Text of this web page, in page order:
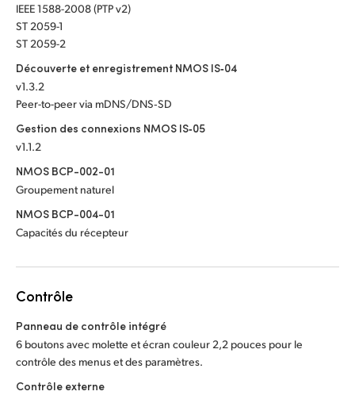
IEEE 1588-2008 (PTP v2)
ST 2059-1
ST 2059-2
Découverte et enregistrement NMOS IS‑04
v1.3.2
Peer-to-peer via mDNS/DNS‑SD
Gestion des connexions NMOS IS‑05
v1.1.2
NMOS BCP-002-01
Groupement naturel
NMOS BCP-004-01
Capacités du récepteur
Contrôle
Panneau de contrôle intégré
6 boutons avec molette et écran couleur 2,2 pouces pour le
contrôle des menus et des paramètres.
Contrôle externe